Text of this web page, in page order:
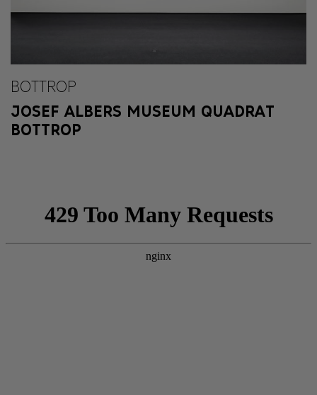
BOTTROP
JOSEF ALBERS MUSEUM QUADRAT
BOTTROP